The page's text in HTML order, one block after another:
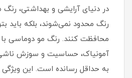
در دنیای آرایشی و بهداشتی، رنگ
رنگ محدود نمی‌شوند، بلکه باید
محافظت کنند. رنگ مو دوماسی
آمونیاک، حساسیت و سوزش
به حداقل رسانده است. این ویژگی